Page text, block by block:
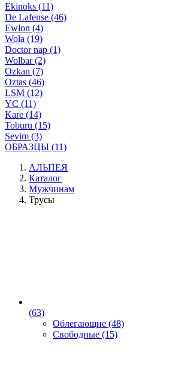
Ekinoks (11)
De Lafense (46)
Ewlon (4)
Wola (19)
Doctor nap (1)
Wolbar (2)
Ozkan (7)
Oztas (46)
LSM (12)
YC (11)
Kare (14)
Toburu (15)
Sevim (3)
ОБРАЗЦЫ (11)
АЛЬПЕЯ
Каталог
Мужчинам
Трусы
(63)
Облегающие (48)
Свободные (15)